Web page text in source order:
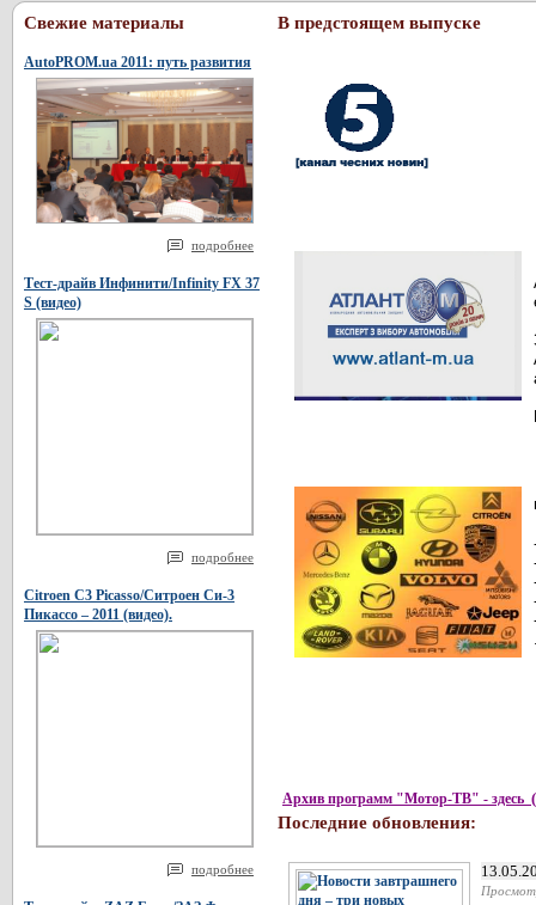
Свежие материалы
AutoPROM.ua 2011: путь развития
подробнее
Тест-драйв Инфинити/Infinity FX 37
S (видео)
подробнее
Citroen C3 Picasso/Ситроен Си-3
Пикассо – 2011 (видео).
подробнее
В предстоящем выпуске
Архив программ "Мотор-ТВ" - здесь
Последние обновления: